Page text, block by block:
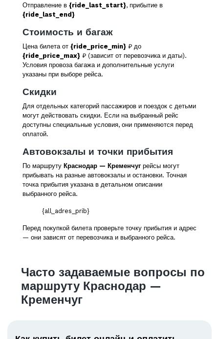
Отправление в {ride_last_start}, прибытие в
{ride_last_end}
Стоимость и багаж
Цена билета от {ride_price_min} ₽ до
{ride_price_max} ₽ (зависит от перевозчика и даты).
Условия провоза багажа и дополнительные услуги
указаны при выборе рейса.
Скидки
Для отдельных категорий пассажиров и поездок с детьми
могут действовать скидки. Если на выбранный рейс
доступны специальные условия, они применяются перед
оплатой.
Автовокзалы и точки прибытия
По маршруту Краснодар — Кременчуг рейсы могут
прибывать на разные автовокзалы и остановки. Точная
точка прибытия указана в детальном описании
выбранного рейса.
{all_adres_prib}
Перед покупкой билета проверьте точку прибытия и адрес
— они зависят от перевозчика и выбранного рейса.
Часто задаваемые вопросы по
маршруту Краснодар —
Кременчуг